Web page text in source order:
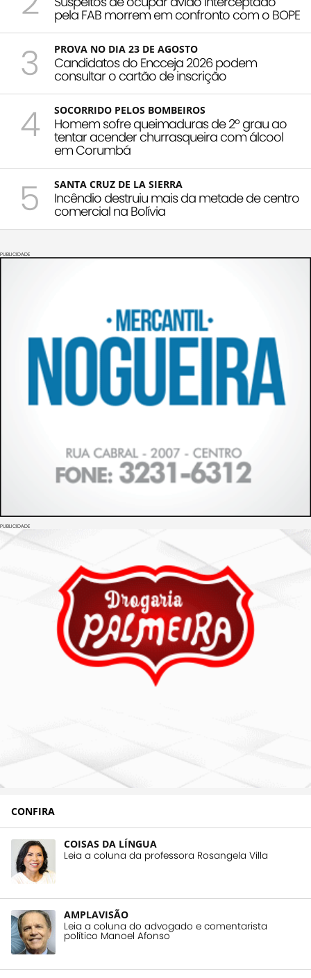
pela FAB morrem em confronto com o BOPE
3 PROVA NO DIA 23 DE AGOSTO
Candidatos do Encceja 2026 podem
consultar o cartão de inscrição
4 SOCORRIDO PELOS BOMBEIROS
Homem sofre queimaduras de 2º grau ao
tentar acender churrasqueira com álcool
em Corumbá
5 SANTA CRUZ DE LA SIERRA
Incêndio destruiu mais da metade de centro
comercial na Bolívia
PUBLICIDADE
PUBLICIDADE
CONFIRA
COISAS DA LÍNGUA
Leia a coluna da professora Rosangela Villa
AMPLAVISÃO
Leia a coluna do advogado e comentarista
político Manoel Afonso